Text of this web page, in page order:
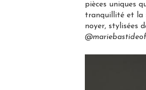
pièces uniques
tranquillité et la
noyer, stylisées